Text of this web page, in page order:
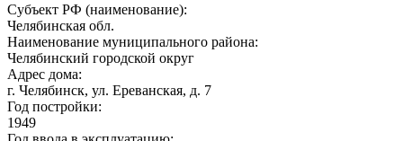
Субъект РФ (наименование):
Челябинская обл.
Наименование муниципального района:
Челябинский городской округ
Адрес дома:
г. Челябинск, ул. Ереванская, д. 7
Год постройки:
1949